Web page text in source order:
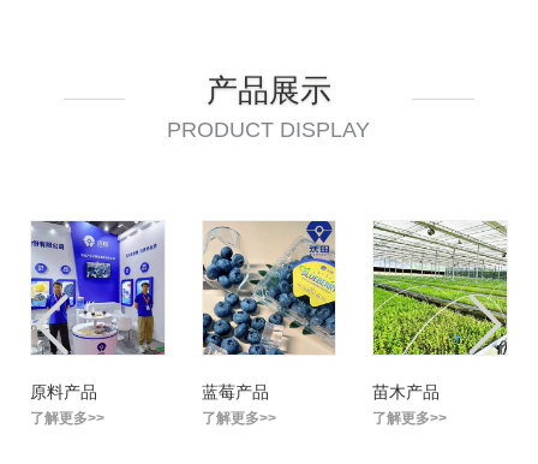
产品展示
PRODUCT DISPLAY
原料产品
了解更多>>
蓝莓产品
了解更多>>
苗木产品
了解更多>>